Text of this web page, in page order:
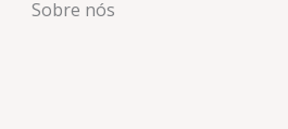
Sobre nós